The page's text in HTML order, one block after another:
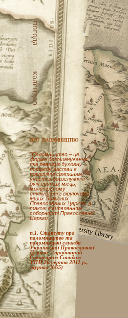
погода
календар
ПРО ПАЛОМНИЦТВО
"Паломництво – це
форма богошанування,
яка реалізує духовну
потребу пастви в
поклонінні святиням,
участі в богослужінні
біля святих місць,
молитовному
спілкуванні з віруючими
інших Помісних
Православних Церков, а
також є виявленням
соборності Православної
Церкви."
п.1. Статуту про
паломництво та
паломницькі служби
Української Православної
Церкви" (прийнятий
Священним Синодом
УПЦ 26 серпня 2011 р.,
журнал №65)